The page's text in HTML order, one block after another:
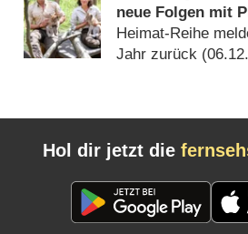
neue Folgen mit
Liza Tzschirner
Heimat-Reihe
Jahr zurück (
Hol dir jetzt die